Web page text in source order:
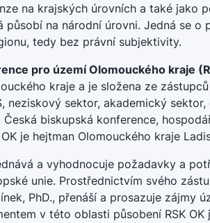
na krajských úrovních a také jako
působí na národní úrovni. Jedná se o
tedy bez právní subjektivity.
pro území Olomouckého kraje
kraje a je složena ze
neziskový sektor, akademický
biskupská konference,
je hejtman Olomouckého kraje
a vyhodnocuje požadavky a
unie. Prostřednictvím svého
PhD., přenáší a prosazuje zájmy
v této oblasti působení RSK OK